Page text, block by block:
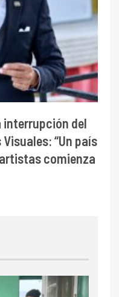
interrupción del
“Un país
comienza